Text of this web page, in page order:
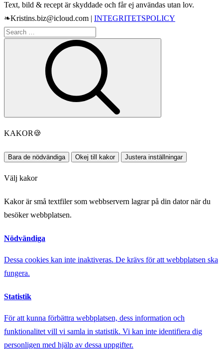
Text, bild & recept är skyddade och får ej användas utan lov.
❧Kristins.biz@icloud.com | INTEGRITETSPOLICY
Search
KAKOR 🍪
Bara de nödvändiga Okej till kakor Justera inställningar
Välj kakor
Kakor är små textfiler som webbservern lagrar på din dator när du
besöker webbplatsen.
Nödvändiga
Dessa cookies kan inte inaktiveras. De krävs för att webbplatsen ska
fungera.
Statistik
För att kunna förbättra webbplatsen, dess information och
funktionalitet vill vi samla in statistik. Vi kan inte identifiera dig
personligen med hjälp av dessa uppgifter.